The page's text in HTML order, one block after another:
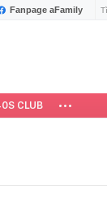
Fanpage aFamily
CLUB